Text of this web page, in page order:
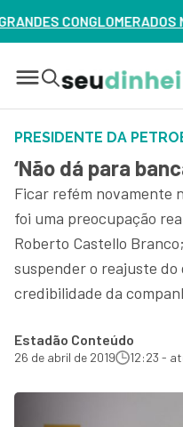
BRASIL? VEJA ERROS DE
PRESIDENTE DA
‘Não dá para
Ficar refém novamente
foi uma preocupação
Roberto Castello
suspender o reajuste do
credibilidade da
Estadão Conteúdo
26 de abril de 2019 12:23 -